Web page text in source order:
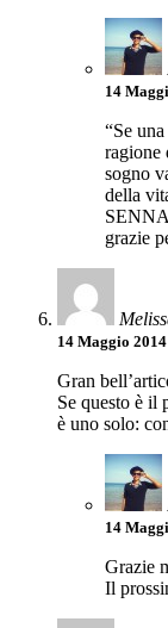
14
“Se
ragione
sogno
della
grazie
14 Maggio 2014
Gran
Se questo è il
è uno solo:
14
Grazie
Il